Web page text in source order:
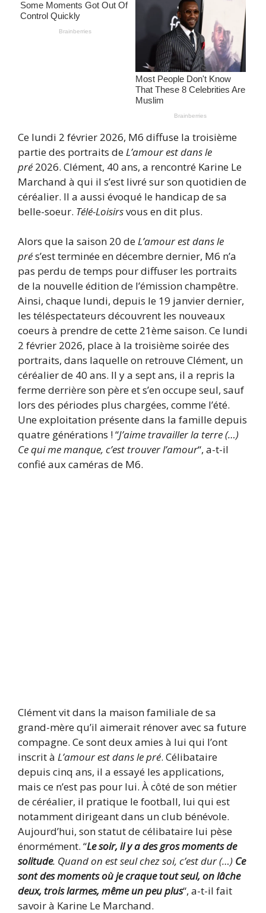
Ce lundi 2 février 2026, M6 diffuse la troisième
partie des portraits deL’amour est dans le
pré 2026. Clément, 40 ans, a rencontré Karine Le
Marchand à qui il s’est livré sur son quotidien de
céréalier. Il a aussi évoqué le handicap de sa
belle-soeur. Télé-Loisirsvous en dit plus.
Alors que la saison 20 deL’amour est dans le
prés’est terminée en décembre dernier, M6 n’a
pas perdu de temps pour diffuser les portraits
de la nouvelle édition de l’émission champêtre.
Ainsi, chaque lundi, depuis le 19 janvier dernier,
les téléspectateurs découvrent les nouveaux
coeurs à prendre de cette 21ème saison. Ce lundi
2 février 2026, place à la troisième soirée des
portraits, dans laquelle on retrouve Clément, un
céréalier de 40 ans. Il y a sept ans, il a repris la
ferme derrière son père et s’en occupe seul, sauf
lors des périodes plus chargées, comme l’été.
Une exploitation présente dans la famille depuis
quatre générations ! “J’aime travailler la terre (…)
Ce qui me manque, c’est trouver l’amour“, a-t-il
confié aux caméras de M6.
Clément vit dans la maison familiale de sa
grand-mère qu’il aimerait rénover avec sa future
compagne. Ce sont deux amies à lui qui l’ont
inscrit à L’amour est dans le pré. Célibataire
depuis cinq ans, il a essayé les applications,
mais ce n’est pas pour lui. À côté de son métier
de céréalier, il pratique le football, lui qui est
notamment dirigeant dans un club bénévole.
Aujourd’hui, son statut de célibataire lui pèse
énormément. “Le soir, il y a des gros moments de
solitude. Quand on est seul chez soi, c’est dur (…) Ce
sont des moments où je craque tout seul, on lâche
deux, trois larmes, même un peu plus“, a-t-il fait
savoir à Karine Le Marchand.